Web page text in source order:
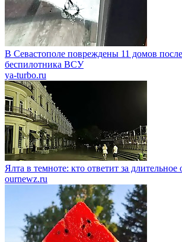
В Севастополе повреждены 11 домов
беспилотника ВСУ
ya-turbo.ru
Ялта в темноте: кто ответит за длительное
ournewz.ru